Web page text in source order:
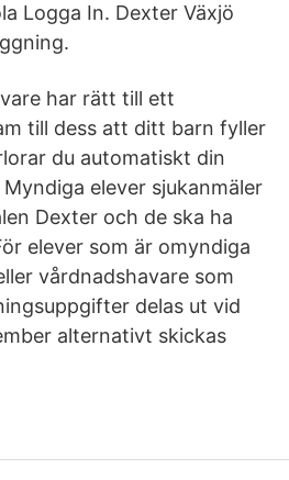
Logga In. Dexter Växjö
har rätt till ett
till dess att ditt barn fyller
du automatiskt din
elever sjukanmäler
Dexter och de ska ha
elever som är omyndiga
vårdnadshavare som
delas ut vid
alternativt skickas